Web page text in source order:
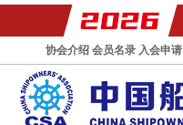
协会介绍 会员名录 入会申请